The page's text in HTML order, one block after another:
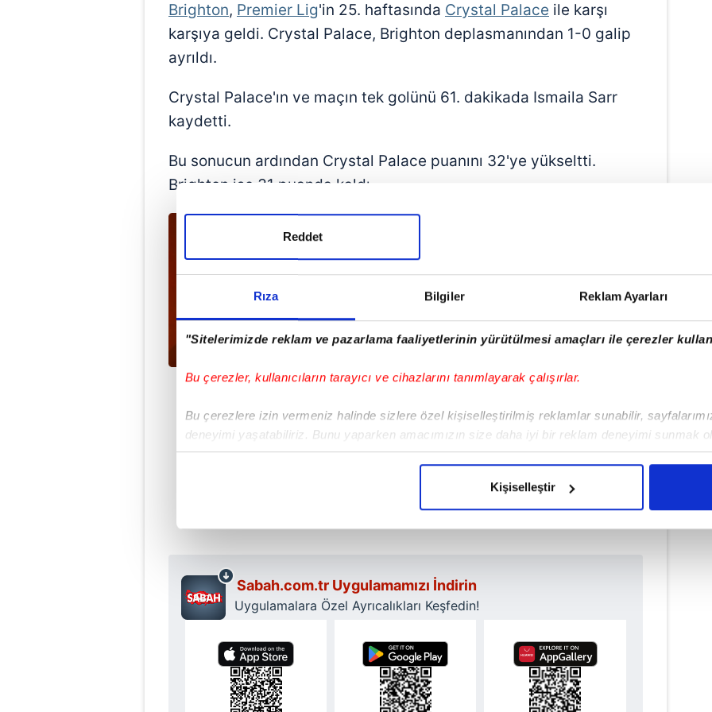
Rıza Bilgiler Reklam Ayarları
"Sitelerimizde reklam ve pazarlama faaliyetlerinin yürütülmesi amaçları ile çerezler
Bu çerezler, kullanıcıların tarayıcı ve cihazlarını tanımlayarak çalışırlar.
Bu çerezlere izin vermeniz halinde sizlere özel kişiselleştirilmiş reklamlar sunabilir,
deneyimi yaşatabiliriz. Bunu yaparken amacımızın size daha iyi bir reklam deneyimi sunmak
içerikleri sunabilmek adına elimizden gelen çabayı gösterdiğimizi ve bu noktada, reklamların
Her halükârda, kullanıcılar, bu çerezlere izin vermedikleri takdirde, kullanıcılara hedefli
çerezler vasıtasıyla çeşitli kişisel verileriniz işlenmekte olup gerekli olan çerezler bilgi toplumu
amacıyla kullanılmaktadır. Diğer çerezler, sitemizin daha işlevsel kılınması ve
reklam/pazarlama faaliyetlerinin yapılması, amaçlarıyla sınırlı olarak açık rızanız dahilinde
Çerezlere ilişkin tercihlerinizi aşağıda yer alan panel vasıtasıyla belirleyebilirsiniz. Çerezlere
butonuna tıklayabilir,
Çerez Bilgilendirme Metnimizi ziyaret edebilirsiniz.
6698 sayılı Kişisel Verilerin Korunması Kanunu uyarınca hazırlanmış Aydınlatma Metnimizi
Reddet
Kişiselleştir
Brighton, Premier Lig'in 25. haftasında Crystal Palace ile karşı
karşıya geldi. Crystal Palace, Brighton deplasmanından 1-0 galip
ayrıldı.
Crystal Palace'ın ve maçın tek golünü 61. dakikada Ismaila Sarr
kaydetti.
Bu sonucun ardından Crystal Palace puanını 32'ye yükseltti.
Brighton ise 31 puanda kaldı.
Haber Girişi
Sabah.com.tr Uygulamamızı İndirin
Uygulamalara Özel Ayrıcalıkları Keşfedin!